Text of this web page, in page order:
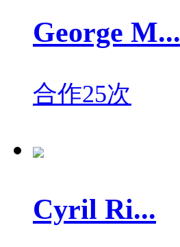
George M...
合作25次
Cyril Ri...